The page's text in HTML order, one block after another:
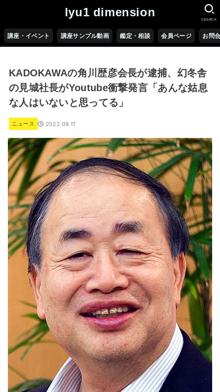
lyu1 dimension
講座・イベント 講座サンプル動画 鑑定・相談 会員ページ お問
SEARCH
KADOKAWAの角川歴彦会長が逮捕、幻冬舎
の見城社長がYoutube衝撃発言「あんな姑息
な人はいないと思ってる」
ニュース 2022.09.17